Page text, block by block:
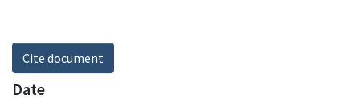
Cite document
Date